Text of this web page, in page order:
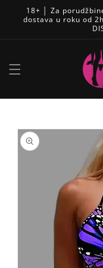
na
sadržaj
18+ │ Za
dostava u roku od
product
information